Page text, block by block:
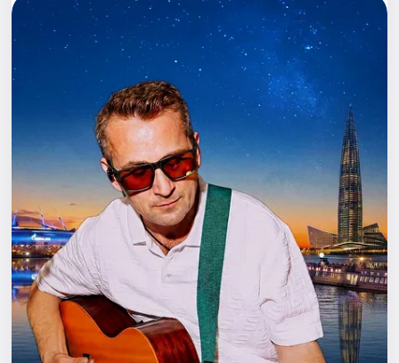
Выставки
Спорт
События
Города
Площадки
Артисты